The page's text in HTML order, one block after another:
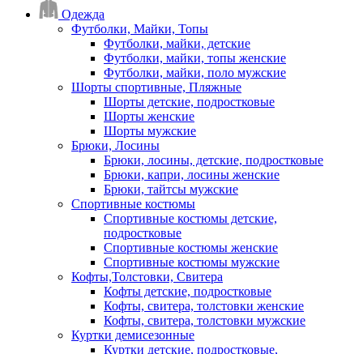
Одежда
Футболки, Майки, Топы
Футболки, майки, детские
Футболки, майки, топы женские
Футболки, майки, поло мужские
Шорты спортивные, Пляжные
Шорты детские, подростковые
Шорты женские
Шорты мужские
Брюки, Лосины
Брюки, лосины, детские, подростковые
Брюки, капри, лосины женские
Брюки, тайтсы мужские
Спортивные костюмы
Спортивные костюмы детские,
подростковые
Спортивные костюмы женские
Спортивные костюмы мужские
Кофты,Толстовки, Свитера
Кофты детские, подростковые
Кофты, свитера, толстовки женские
Кофты, свитера, толстовки мужские
Куртки демисезонные
Куртки детские, подростковые,